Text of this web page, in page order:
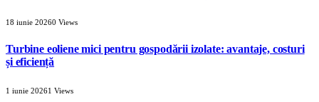
18 iunie 20260 Views
Turbine eoliene mici pentru gospodării izolate: avantaje, costuri
și eficiență
1 iunie 20261 Views